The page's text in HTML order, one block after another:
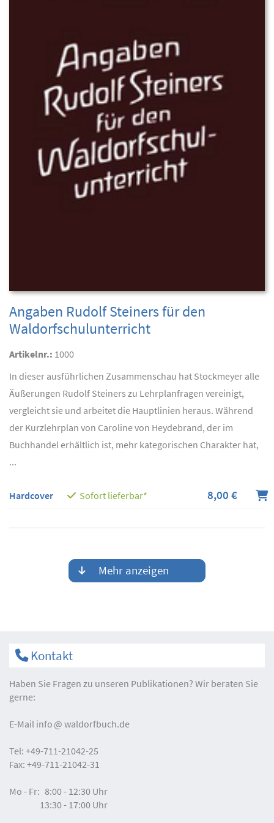
Angaben Rudolf Steiners für den
Waldorfschulunterricht
Artikelnr.: 1000
In dieser ausführlichen Zusammenschau hat Stockmeyer alle
Äußerungen Rudolf Steiners zu Lehrplanfragen vereinigt,
vergleicht sie und arbeitet die Hauptlinien heraus. Während
der Kurzlehrplan von Caroline von Heydebrand, der im
Buchhandel erhältlich ist, mehr kategorischen Charakter hat,
...
Hardcover Sofort lieferbar* 8,00 €
Mehr anzeigen
Kontakt
Haben Sie Fragen zu unseren Publikationen? Wir beraten Sie
gerne:
E-Mail info waldorfbuch.de
Tel: +49-711-21042-25
Fax: +49-711-21042-31
Mo - Fr: 8:00 - 12:30 Uhr
13:30 - 17:00 Uhr